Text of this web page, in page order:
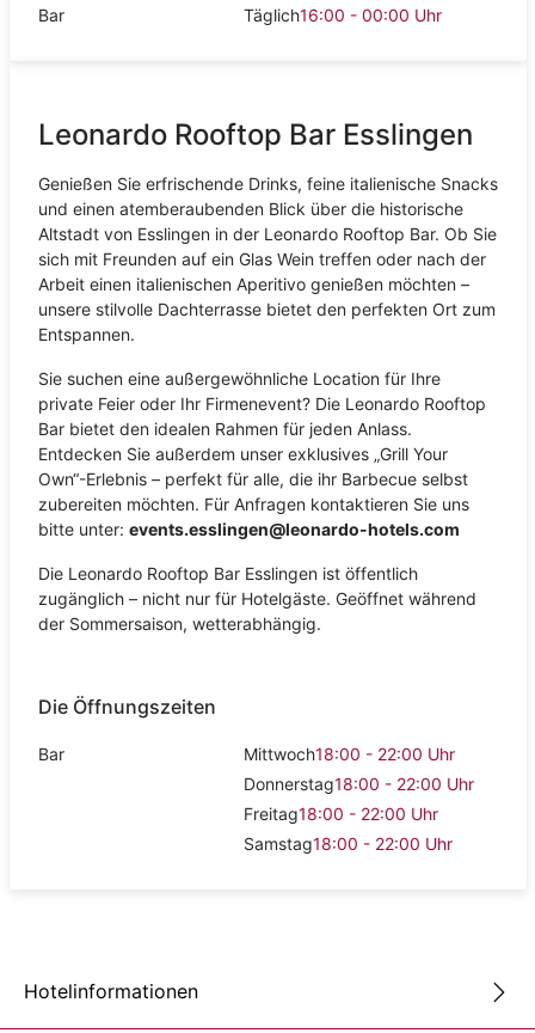
Bar Täglich16:00 - 00:00 Uhr
Leonardo Rooftop Bar Esslingen
Genießen Sie erfrischende Drinks, feine italienische Snacks
und einen atemberaubenden Blick über die historische
Altstadt von Esslingen in der Leonardo Rooftop Bar. Ob Sie
sich mit Freunden auf ein Glas Wein treffen oder nach der
Arbeit einen italienischen Aperitivo genießen möchten –
unsere stilvolle Dachterrasse bietet den perfekten Ort zum
Entspannen.
Sie suchen eine außergewöhnliche Location für Ihre
private Feier oder Ihr Firmenevent? Die Leonardo Rooftop
Bar bietet den idealen Rahmen für jeden Anlass.
Entdecken Sie außerdem unser exklusives „Grill Your
Own“-Erlebnis – perfekt für alle, die ihr Barbecue selbst
zubereiten möchten. Für Anfragen kontaktieren Sie uns
bitte unter: events.esslingen@leonardo-hotels.com
Die Leonardo Rooftop Bar Esslingen ist öffentlich
zugänglich – nicht nur für Hotelgäste. Geöffnet während
der Sommersaison, wetterabhängig.
Die Öffnungszeiten
Bar Mittwoch18:00 - 22:00 Uhr
Donnerstag18:00 - 22:00 Uhr
Freitag18:00 - 22:00 Uhr
Samstag18:00 - 22:00 Uhr
Hotelinformationen